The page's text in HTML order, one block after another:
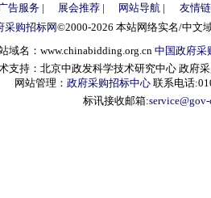
告服务| 展会推荐| 网站导航 |
友情
采购招标网©2000-2026 本站网络实名/中文
域名：www.chinabidding.org.cn 中国政府采
支持：北京中政发科学技术研究中心 政府
网站管理： 政府采购招标中心 联系电话
标讯接收邮箱: